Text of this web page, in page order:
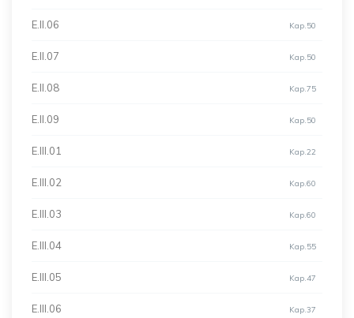
E.II.06 Kap.50
E.II.07 Kap.50
E.II.08 Kap.75
E.II.09 Kap.50
E.III.01 Kap.22
E.III.02 Kap.60
E.III.03 Kap.60
E.III.04 Kap.55
E.III.05 Kap.47
E.III.06 Kap.37